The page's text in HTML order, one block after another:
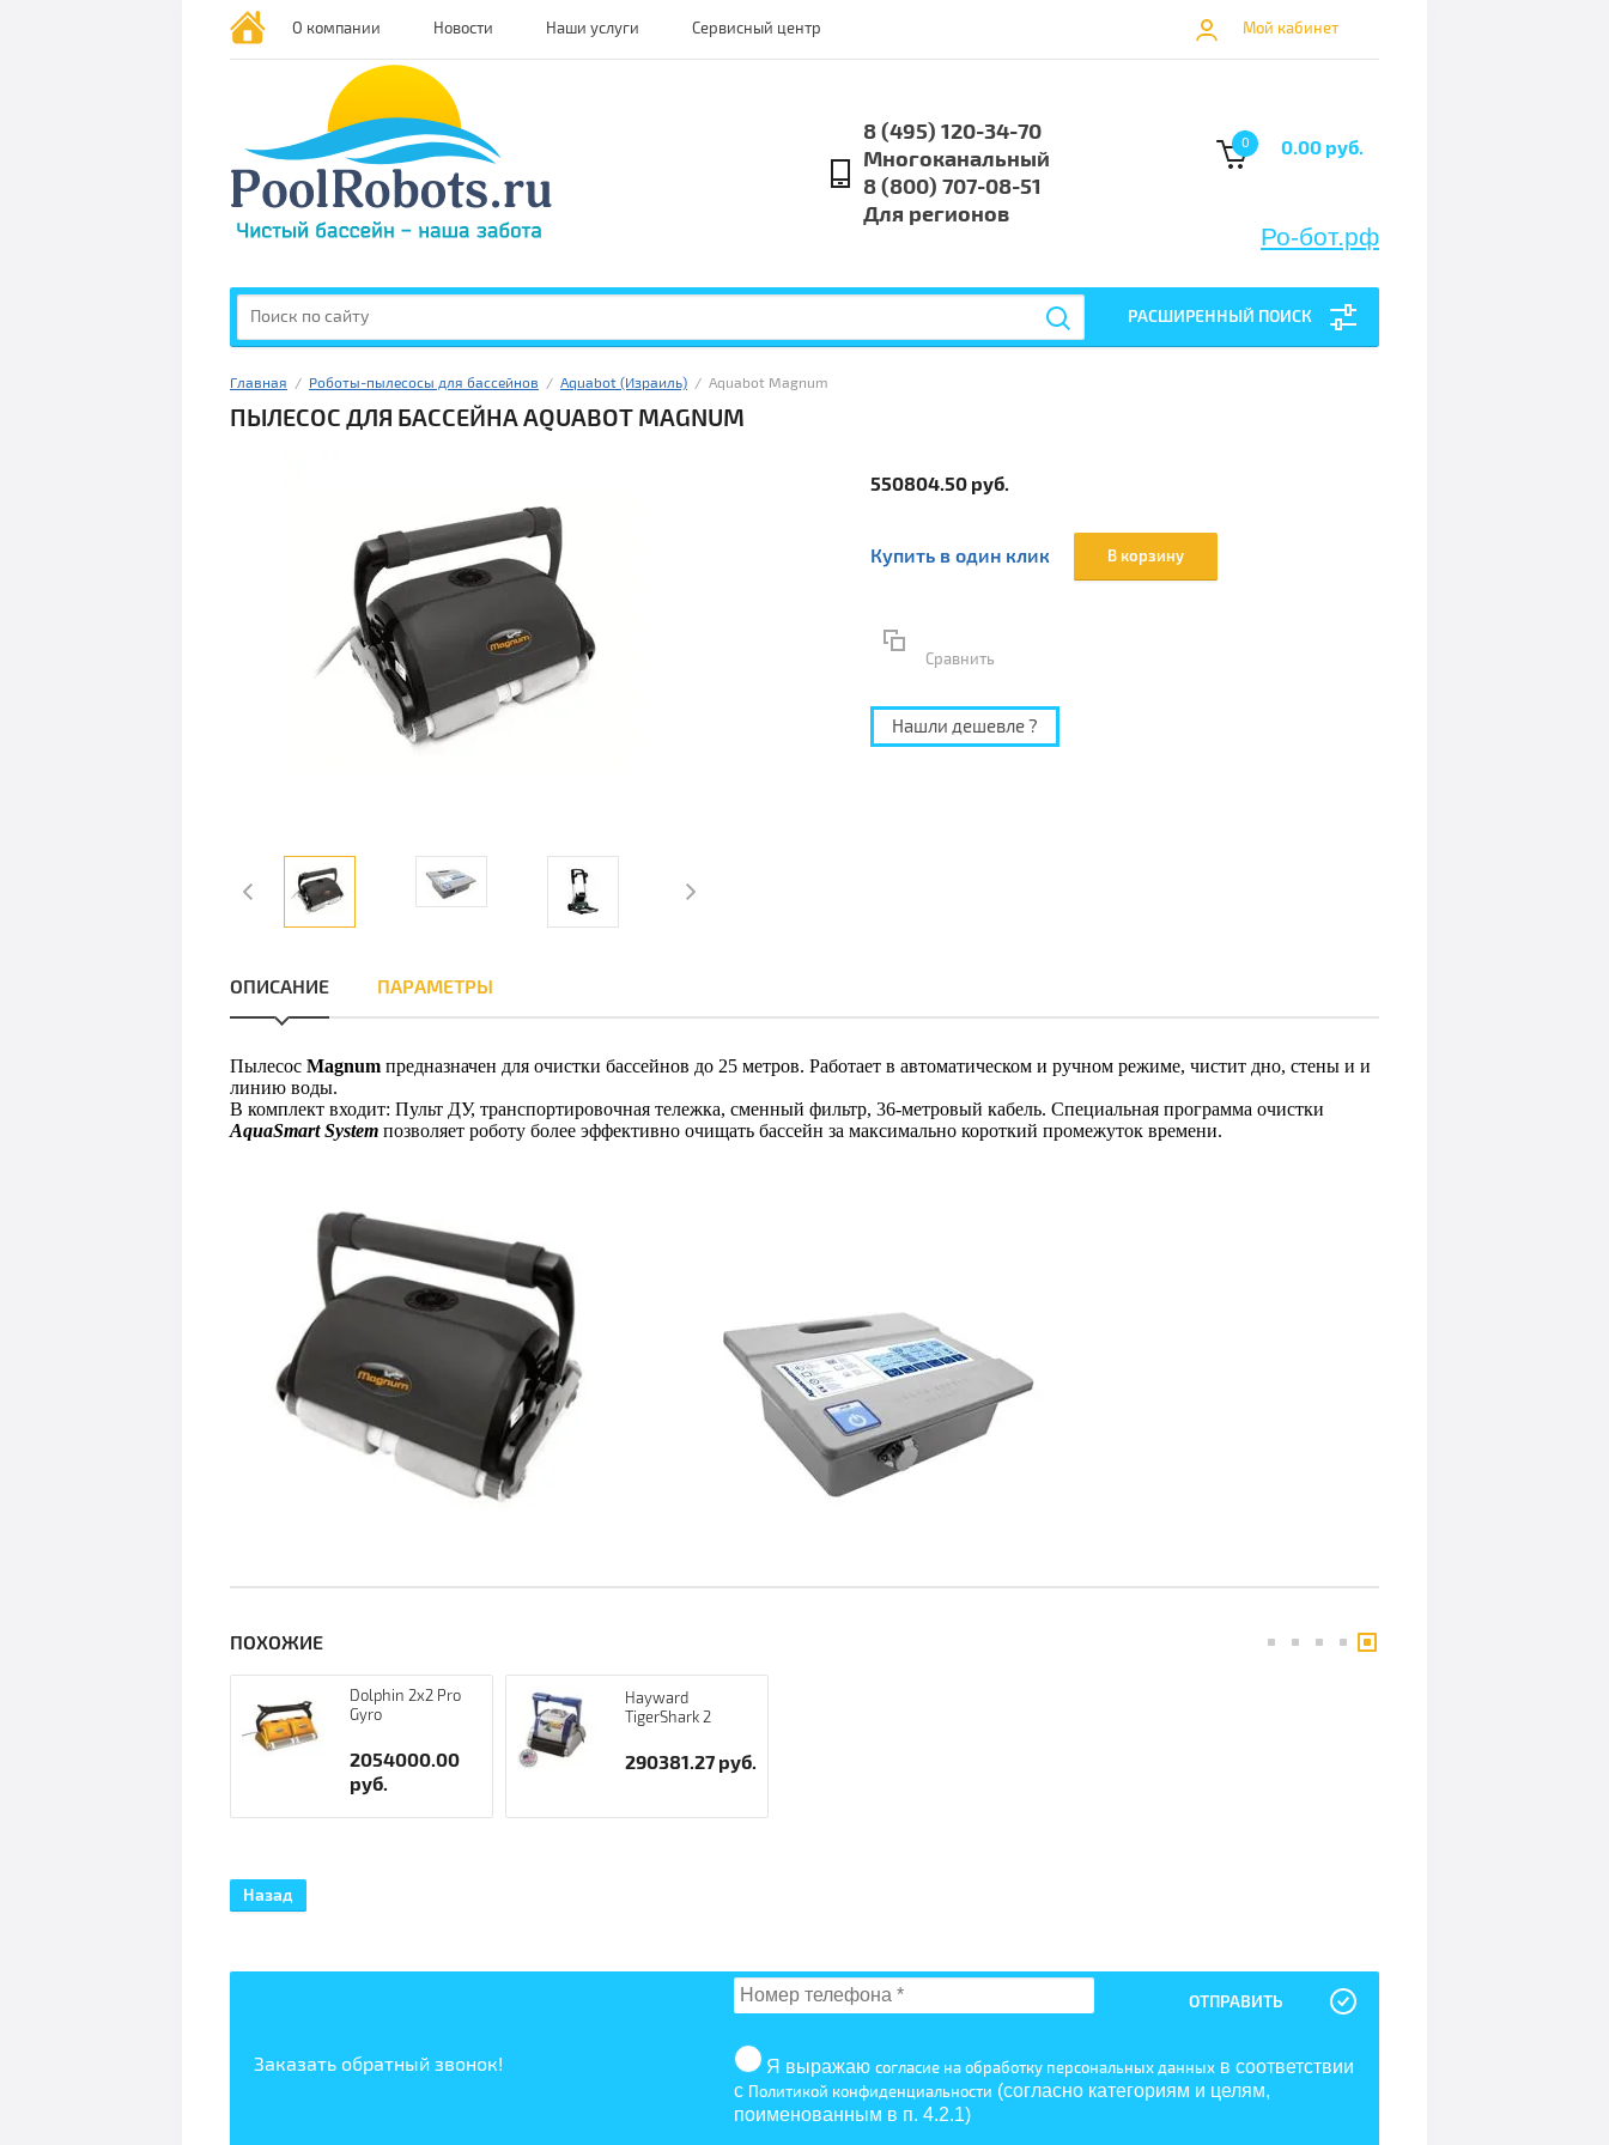
О компании Новости Наши услуги Сервисный центр Мой кабинет
8 (495) 120-34-70
Многоканальный
8 (800) 707-08-51
Для регионов
Ро-бот.рф
0 0.00 руб.
РАСШИРЕННЫЙ ПОИСК
Главная
  /
Роботы-пылесосы для бассейнов
  /
Aquabot (Израиль)
  /  Aquabot Magnum
ПЫЛЕСОС ДЛЯ БАССЕЙНА AQUABOT MAGNUM
550804.50 руб.
Купить в один клик В корзину
Сравнить
Нашли дешевле ?
ОПИСАНИЕ ПАРАМЕТРЫ
Пылесос Magnum предназначен для очистки бассейнов до 25 метров. Работает в автоматическом и ручном режиме, чистит дно, стены и и
линию воды.
В комплект входит: Пульт ДУ, транспортировочная тележка, сменный фильтр, 36-метровый кабель. Специальная программа очистки
AquaSmart System позволяет роботу более эффективно очищать бассейн за максимально короткий промежуток времени.
ПОХОЖИЕ
Dolphin 2x2 Pro
Gyro
2054000.00
руб.
Hayward
TigerShark 2
290381.27руб.
Назад
Заказать обратный звонок! Я выражаю согласие на обработку персональных данных в соответствии
с Политикой конфиденциальности (согласно категориям и целям,
поименованным в п. 4.2.1)
ОТПРАВИТЬ